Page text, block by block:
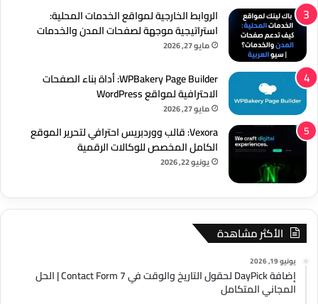
الروابط الخارجية لمواقع الخدمات المحلية:
استراتيجية موجهة لصفحات المدن والخدمات
مايو 27, 2026
WPBakery Page Builder: أداة بناء الصفحات
الاحترافية لمواقع WordPress
مايو 27, 2026
Vexora: قالب ووردبريس احترافي لتحرير الموقع
الكامل المخصص للوكالات الرقمية
يونيو 22, 2026
الأكثر مشاهدة
يونيو 19, 2026
إضافة DayPick لحقول التاريخ والوقت في Contact Form 7 | الحل
المجاني المتكامل